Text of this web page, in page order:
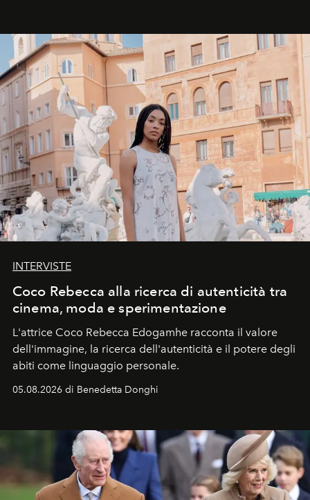
INTERVISTE
Coco Rebecca alla ricerca di autenticità tra
cinema, moda e sperimentazione
L'attrice Coco Rebecca Edogamhe racconta il valore
dell'immagine, la ricerca dell'autenticità e il potere degli
abiti come linguaggio personale.
05.08.2026 di Benedetta Donghi